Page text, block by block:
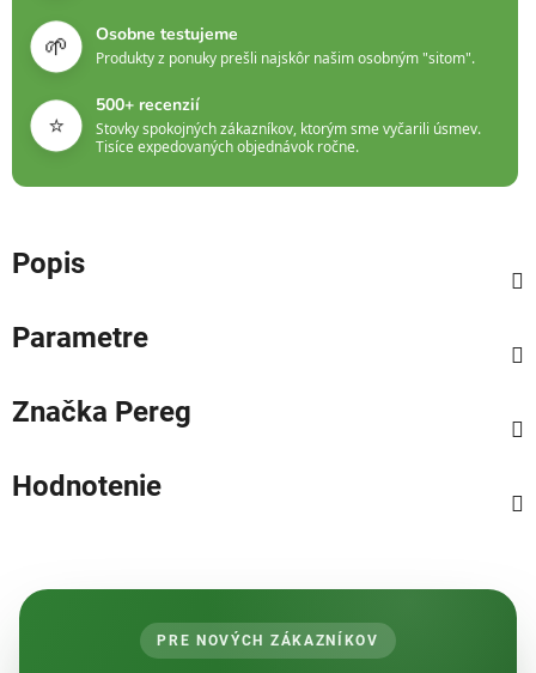
🌱 Osobne testujeme
Produkty z ponuky prešli najskôr našim osobným "sitom".
⭐
500+ recenzií
Stovky spokojných zákazníkov, ktorým sme vyčarili úsmev.
Tisíce expedovaných objednávok ročne.
Popis
Parametre
Značka Pereg
Hodnotenie
PRE NOVÝCH ZÁKAZNÍKOV